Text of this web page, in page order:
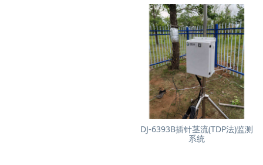
DJ-6393B插针茎流(TDP法)监测
系统